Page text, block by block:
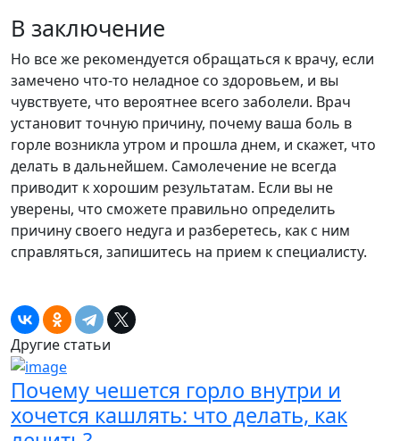
В заключение
Но все же рекомендуется обращаться к врачу, если
замечено что-то неладное со здоровьем, и вы
чувствуете, что вероятнее всего заболели. Врач
установит точную причину, почему ваша боль в
горле возникла утром и прошла днем, и скажет, что
делать в дальнейшем. Самолечение не всегда
приводит к хорошим результатам. Если вы не
уверены, что сможете правильно определить
причину своего недуга и разберетесь, как с ним
справляться, запишитесь на прием к специалисту.
Другие статьи
Почему чешется горло внутри и
хочется кашлять: что делать, как